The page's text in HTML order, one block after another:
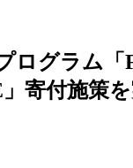
ログラム「
寄付施策